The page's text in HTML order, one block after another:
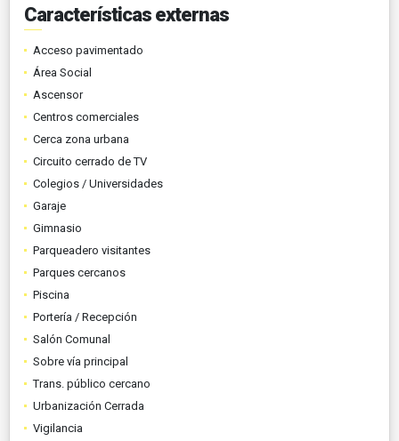
Características externas
Acceso pavimentado
Área Social
Ascensor
Centros comerciales
Cerca zona urbana
Circuito cerrado de TV
Colegios / Universidades
Garaje
Gimnasio
Parqueadero visitantes
Parques cercanos
Piscina
Portería / Recepción
Salón Comunal
Sobre vía principal
Trans. público cercano
Urbanización Cerrada
Vigilancia